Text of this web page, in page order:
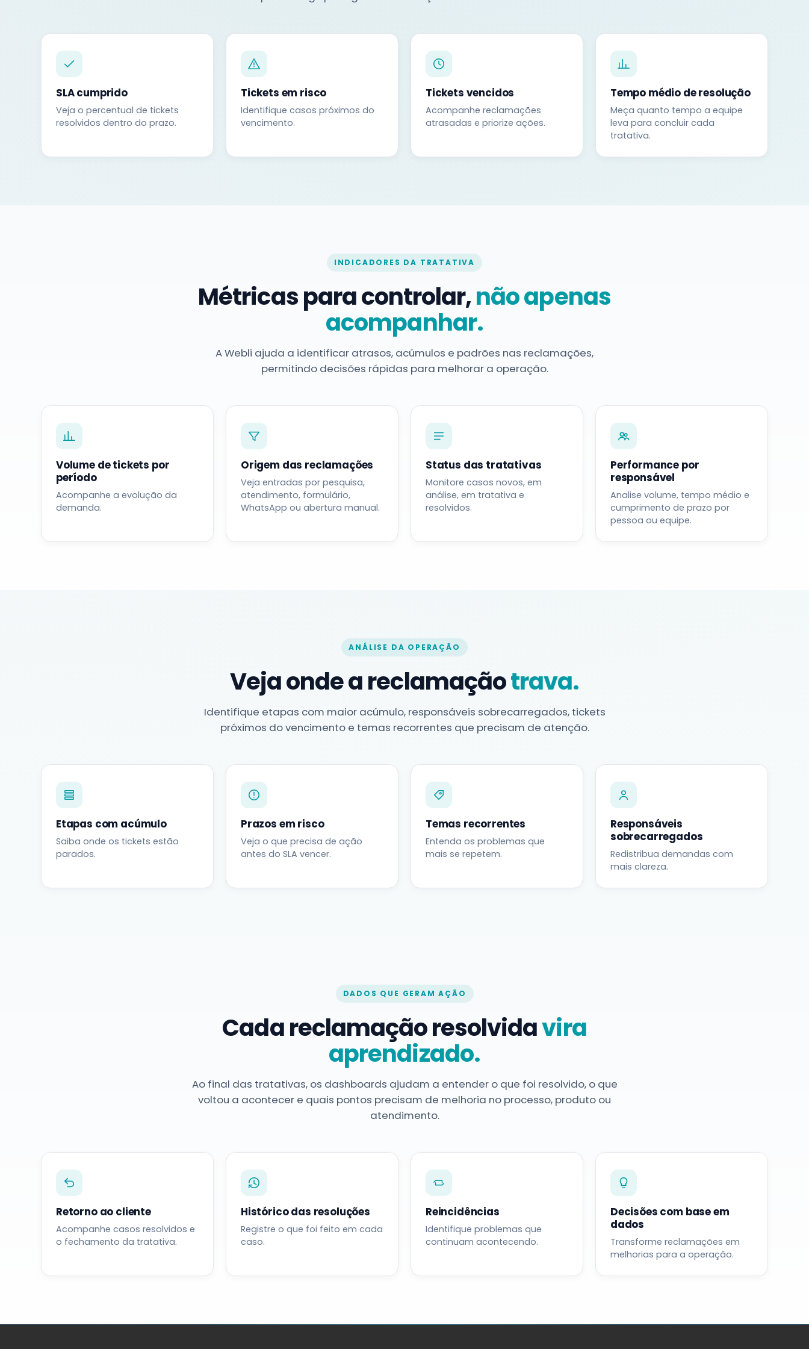
SLA cumprido
Veja o percentual de tickets
resolvidos dentro do prazo.
Tickets em risco
Identifique casos próximos do
vencimento.
Tickets vencidos
Acompanhe reclamações
atrasadas e priorize ações.
Tempo médio de resolução
Meça quanto tempo a equipe
leva para concluir cada
tratativa.
INDICADORES DA TRATATIVA
Métricas para controlar,não apenas
acompanhar.
A Webli ajuda a identificar atrasos, acúmulos e padrões nas reclamações,
permitindo decisões rápidas para melhorar a operação.
Volume de tickets por
período
Acompanhe a evolução da
demanda.
Origem das reclamações
Veja entradas por pesquisa,
atendimento, formulário,
WhatsApp ou abertura manual.
Status das tratativas
Monitore casos novos, em
análise, em tratativa e
resolvidos.
Performance por
responsável
Analise volume, tempo médio e
cumprimento de prazo por
pessoa ou equipe.
ANÁLISE DA OPERAÇÃO
Veja onde a reclamaçãotrava.
Identifique etapas com maior acúmulo, responsáveis sobrecarregados, tickets
próximos do vencimento e temas recorrentes que precisam de atenção.
Etapas com acúmulo
Saiba onde os tickets estão
parados.
Prazos em risco
Veja o que precisa de ação
antes do SLA vencer.
Temas recorrentes
Entenda os problemas que
mais se repetem.
Responsáveis
sobrecarregados
Redistribua demandas com
mais clareza.
DADOS QUE GERAM AÇÃO
Cada reclamação resolvidavira
aprendizado.
Ao final das tratativas, os dashboards ajudam a entender o que foi resolvido, o que
voltou a acontecer e quais pontos precisam de melhoria no processo, produto ou
atendimento.
Retorno ao cliente
Acompanhe casos resolvidos e
o fechamento da tratativa.
Histórico das resoluções
Registre o que foi feito em cada
caso.
Reincidências
Identifique problemas que
continuam acontecendo.
Decisões com base em
dados
Transforme reclamações em
melhorias para a operação.